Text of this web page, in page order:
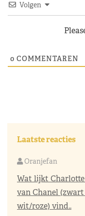
Volgen
0 COMMENTAREN
Laatste reacties
Oranjefan
Wat lijkt Charlotte
van Chanel
wit/roze) vind..